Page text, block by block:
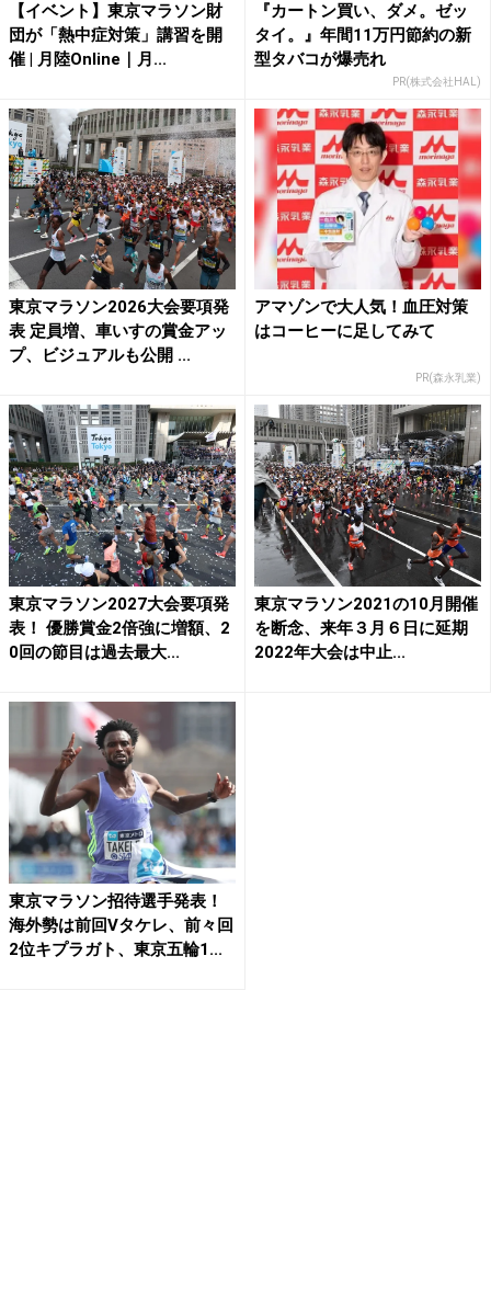
【イベント】東京マラソン財
団が「熱中症対策」講習を開
催 | 月陸Online｜月...
『カートン買い、ダメ。ゼッ
タイ。』年間11万円節約の新
型タバコが爆売れ
PR(株式会社HAL)
東京マラソン2026大会要項発
表 定員増、車いすの賞金アッ
プ、ビジュアルも公開 ...
アマゾンで大人気！血圧対策
はコーヒーに足してみて
PR(森永乳業)
東京マラソン2027大会要項発
表！ 優勝賞金2倍強に増額、2
0回の節目は過去最大...
東京マラソン2021の10月開催
を断念、来年３月６日に延期
2022年大会は中止...
東京マラソン招待選手発表！
海外勢は前回Vタケレ、前々回
2位キプラガト、東京五輪1...